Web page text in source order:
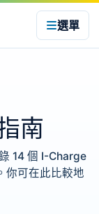
選單
南
14 個 I-Charge
你可在此比較地